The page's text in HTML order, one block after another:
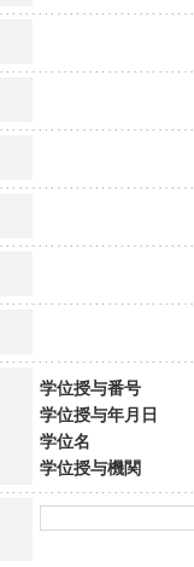
学位授与番号
学位授与年月日
学位名
学位授与機関